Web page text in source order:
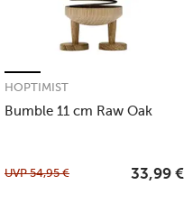
Bumble 11 cm Raw Oak
HOPTIMIST
UVP54,95 € 33,99 €